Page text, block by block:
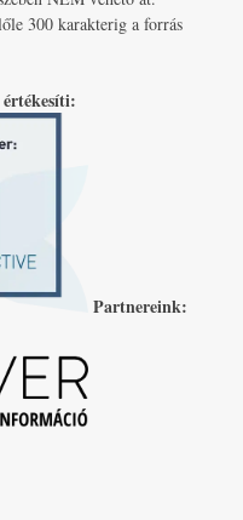
300 karakterig a forrás
Partnereink: